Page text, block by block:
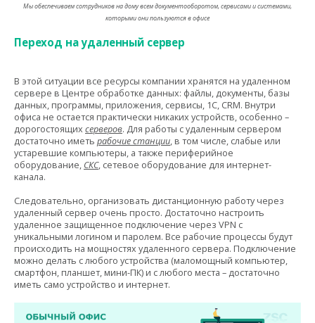
Мы обеспечиваем сотрудников на дому всем документооборотом, сервисами и системами,
которыми они пользуются в офисе
Переход на удаленный сервер
В этой ситуации все ресурсы компании хранятся на удаленном
сервере в Центре обработке данных: файлы, документы, базы
данных, программы, приложения, сервисы, 1С, CRM. Внутри
офиса не остается практически никаких устройств, особенно –
дорогостоящих серверов. Для работы с удаленным сервером
достаточно иметь рабочие станции, в том числе, слабые или
устаревшие компьютеры, а также периферийное
оборудование, СКС, сетевое оборудование для интернет-
канала.
Следовательно, организовать дистанционную работу через
удаленный сервер очень просто. Достаточно настроить
удаленное защищенное подключение через VPN с
уникальными логином и паролем. Все рабочие процессы будут
происходить на мощностях удаленного сервера. Подключение
можно делать с любого устройства (маломощный компьютер,
смартфон, планшет, мини-ПК) и с любого места – достаточно
иметь само устройство и интернет.